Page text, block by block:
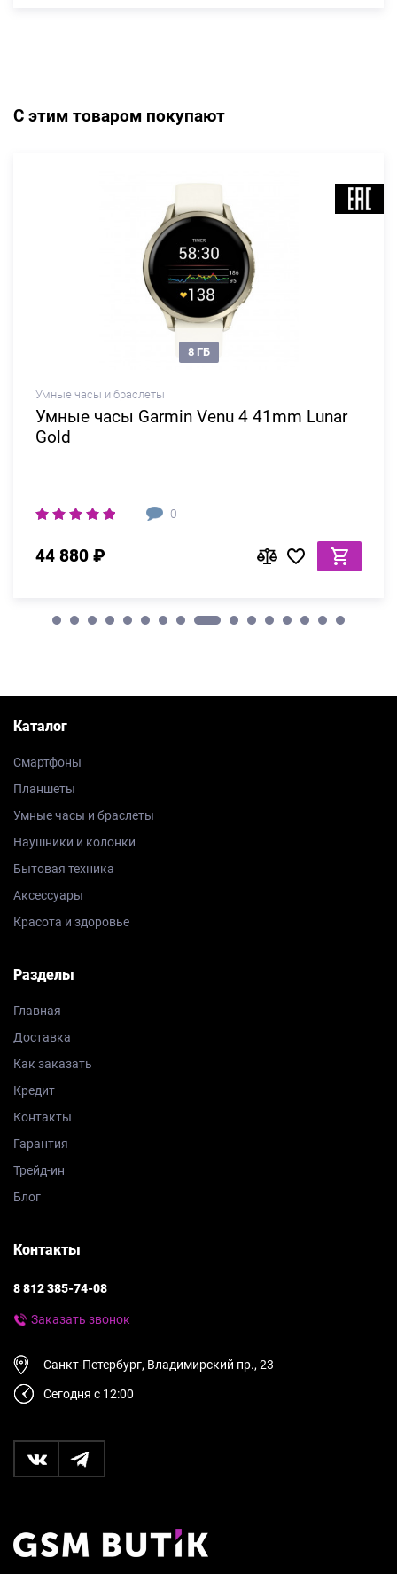
С этим товаром покупают
Умные часы и браслеты
Умные часы Garmin Venu 4 41mm Lunar
Gold
0
8 ГБ
44 880 ₽
Каталог
Смартфоны
Планшеты
Умные часы и браслеты
Наушники и колонки
Бытовая техника
Аксессуары
Красота и здоровье
Разделы
Главная
Доставка
Как заказать
Кредит
Контакты
Гарантия
Трейд-ин
Блог
Контакты
8 812 385-74-08
Заказать звонок
Санкт-Петербург, Владимирский пр., 23
Сегодня с 12:00